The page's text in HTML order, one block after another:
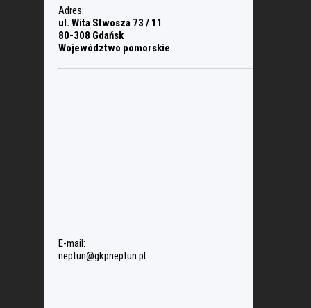
Adres:
ul. Wita Stwosza 73 / 11
80-308 Gdańsk
Województwo pomorskie
E-mail:
neptun@gkpneptun.pl